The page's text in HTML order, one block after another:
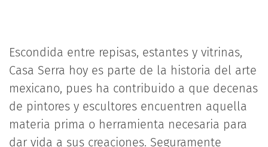
Escondida entre repisas, estantes y vitrinas,
Casa Serra hoy es parte de la historia del arte
mexicano, pues ha contribuido a que decenas
de pintores y escultores encuentren aquella
materia prima o herramienta necesaria para
dar vida a sus creaciones. Seguramente